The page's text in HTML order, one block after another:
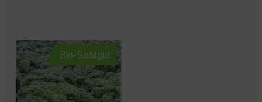
Bio-Saatgut